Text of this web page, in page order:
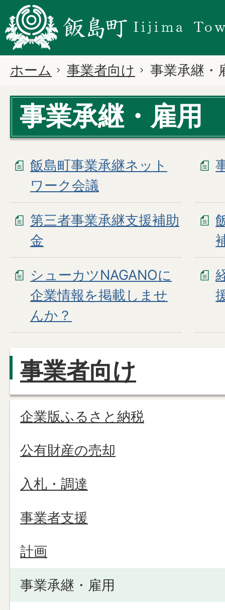
ホーム 事業者向け 事業承継・
事業承継・雇用
飯島町事業承継ネット
ワーク会議
第三者事業承継支援補助
金
シューカツNAGANOに
企業情報を掲載しませ
んか？
事業者向け
企業版ふるさと納税
公有財産の売却
入札・調達
事業者支援
計画
事業承継・雇用